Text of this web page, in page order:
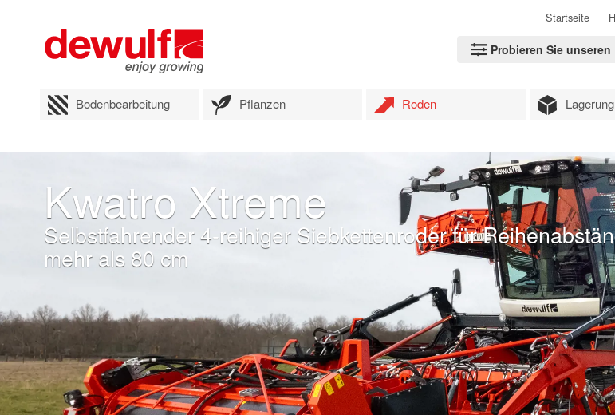
Startseite
Probieren Sie
Bodenbearbeitung Pflanzen Roden Lagerung
Kwatro Xtreme
Selbstfahrender 4-reihiger Siebkettenroder für
mehr als 80 cm